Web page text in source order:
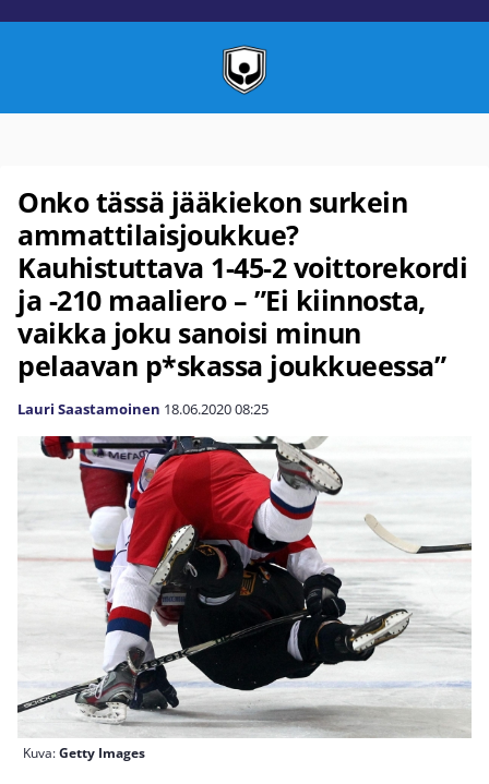
Onko tässä jääkiekon surkein
ammattilaisjoukkue?
Kauhistuttava 1-45-2 voittorekordi
ja -210 maaliero – ”Ei kiinnosta,
vaikka joku sanoisi minun
pelaavan p*skassa joukkueessa”
Lauri Saastamoinen 18.06.202008:25
Kuva:Getty Images